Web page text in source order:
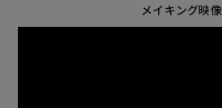
メイキング映像